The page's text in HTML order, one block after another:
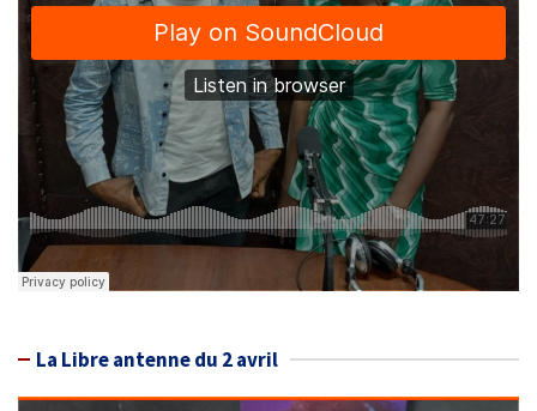
La Libre antenne du 2 avril